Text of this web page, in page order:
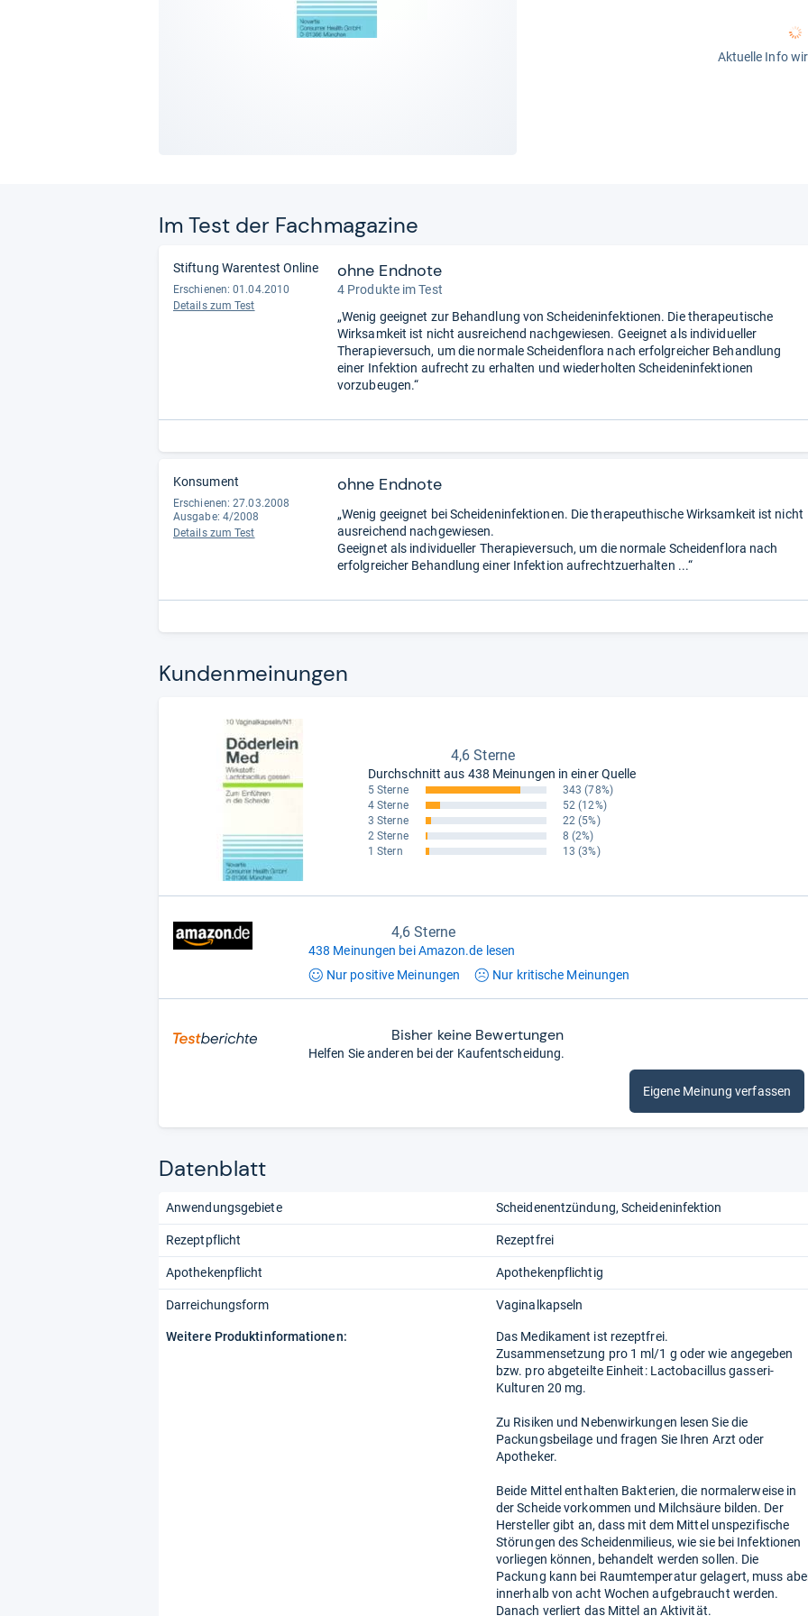
Aktuelle Info
Im Test der Fach­ma­ga­zine
Stiftung Warentest Online
Erschienen: 01.04.2010
Details zum Test
ohne Endnote
4 Produkte im Test
„Wenig geeignet zur Behandlung von Scheideninfektionen. Die therapeutische
Wirksamkeit ist nicht ausreichend nachgewiesen. Geeignet als individueller
Therapieversuch, um die normale Scheidenflora nach erfolgreicher Behandlung
einer Infektion aufrecht zu erhalten und wiederholten Scheideninfektionen
vorzubeugen.“
Konsument
Erschienen: 27.03.2008
Ausgabe: 4/2008
Details zum Test
ohne Endnote
„Wenig geeignet bei Scheideninfektionen. Die therapeuthische Wirksamkeit ist nicht
ausreichend nachgewiesen.
Geeignet als individueller Therapieversuch, um die normale Scheidenflora nach
erfolgreicher Behandlung einer Infektion aufrechtzuerhalten ...“
Kun­den­mei­nun­gen
4,6 Sterne
Durchschnitt aus 438 Meinungen in einer Quelle
5 Sterne 343 (78%)
4 Sterne
52 (12%)
3 Sterne
22 (5%)
2 Sterne
8 (2%)
1 Stern
13 (3%)
4,6 Sterne
438 Meinungen bei Amazon.de lesen
Nur positive Meinungen Nur kritische Meinungen
Bisher keine Bewertungen
Helfen Sie anderen bei der Kaufentscheidung.
Eigene Meinung verfassen
Datenblatt
Anwendungsgebiete Scheidenentzündung Scheideninfektion
Rezeptpflicht Rezeptfrei
Apothekenpflicht Apothekenpflichtig
Darreichungsform Vaginalkapseln
Weitere Produktinformationen:
Das Medikament ist rezeptfrei.
Zusammensetzung pro 1 ml/1 g oder wie angegeben
bzw. pro abgeteilte Einheit: Lactobacillus gasseri-
Kulturen 20 mg.
Zu Risiken und Nebenwirkungen lesen Sie die
Packungsbeilage und fragen Sie Ihren Arzt oder
Apotheker.
Beide Mittel enthalten Bakterien, die normalerweise in
der Scheide vorkommen und Milchsäure bilden. Der
Hersteller gibt an, dass mit dem Mittel unspezifische
Störungen des Scheidenmilieus, wie sie bei Infektionen
vorliegen können, behandelt werden sollen. Die
Packung kann bei Raumtemperatur gelagert, muss
innerhalb von acht Wochen aufgebraucht werden.
Danach verliert das Mittel an Aktivität.